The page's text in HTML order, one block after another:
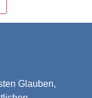
Glauben,